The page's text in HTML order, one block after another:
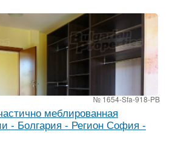
№ 1654-Sfa-918-PB
меблированная
- Болгария - Регион София -